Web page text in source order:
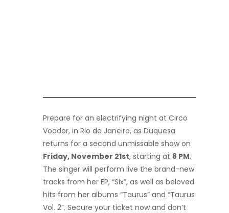
Prepare for an electrifying night at Circo
Voador, in Rio de Janeiro, as Duquesa
returns for a second unmissable show on
Friday, November 21st, starting at 8 PM.
The singer will perform live the brand-new
tracks from her EP, “Six”, as well as beloved
hits from her albums “Taurus” and “Taurus
Vol. 2”. Secure your ticket now and don’t